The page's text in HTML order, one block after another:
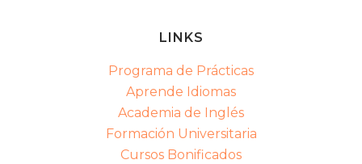
LINKS
Programa de Prácticas
Aprende Idiomas
Academia de Inglés
Formación Universitaria
Cursos Bonificados